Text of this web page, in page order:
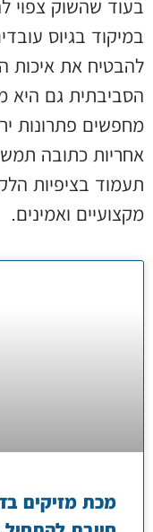
בעוד שהשוק צפוי
במיקוד בגיוס
להבטיח את איכות
הסביבתית גם היא
מחפשים פתרונות
אחריות כתובה
תעמוד בציפיות
מקצועיים ואמינים.
מכת מזיקים